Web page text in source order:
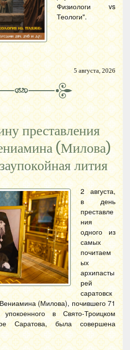
Физиологи vs
Теологи".
5 августа, 2026
преставления
(Милова)
лития
2 августа,
в день
преставле
ния
одного из
самых
почитаем
ых
архипасты
рей
саратовск
(Милова), почившего 71
в Свято-Троицком
Саратова, была совершена